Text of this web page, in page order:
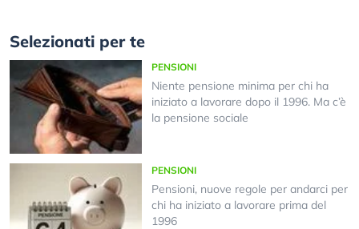
Selezionati per te
PENSIONI
Niente pensione minima per chi ha
iniziato a lavorare dopo il 1996. Ma c’è
la pensione sociale
PENSIONI
Pensioni, nuove regole per andarci per
chi ha iniziato a lavorare prima del
1996